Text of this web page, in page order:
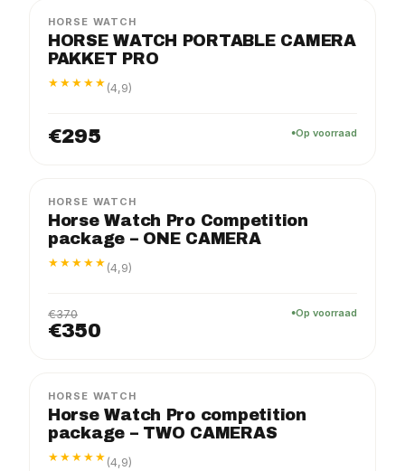
HORSE WATCH
HORSE WATCH PORTABLE CAMERA
PAKKET PRO
★★★★★ (4,9)
€295 Op voorraad
−5%
HORSE WATCH
Horse Watch Pro Competition
package – ONE CAMERA
★★★★★ (4,9)
€370
€350
Op voorraad
−5%
HORSE WATCH
Horse Watch Pro competition
package – TWO CAMERAS
★★★★★ (4,9)